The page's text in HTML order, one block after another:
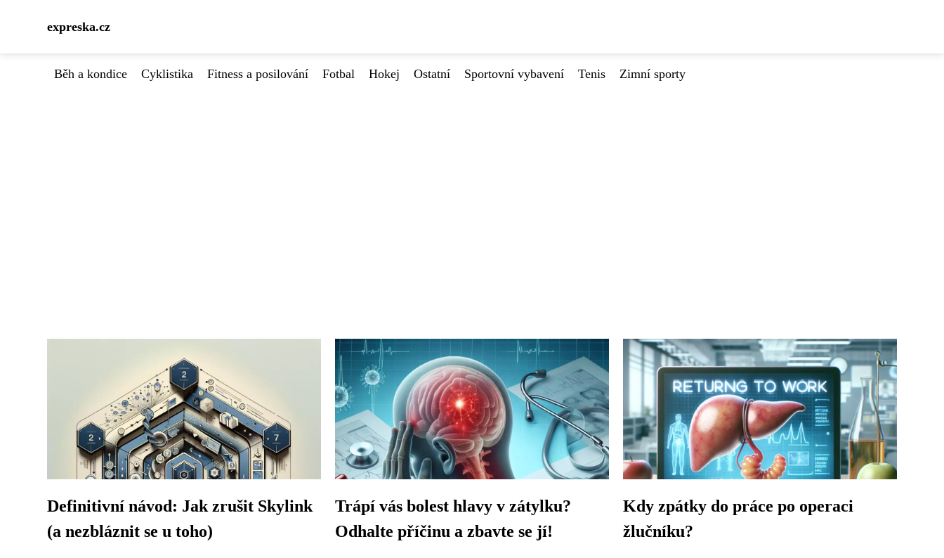
expreska.cz
Běh a kondice Cyklistika Fitness a posilování Fotbal Hokej Ostatní Sportovní vybavení Tenis Zimní sporty
Definitivní návod: Jak zrušit Skylink
(a nezbláznit se u toho)
Trápí vás bolest hlavy v zátylku?
Odhalte příčinu a zbavte se jí!
Kdy zpátky do práce po operaci
žlučníku?